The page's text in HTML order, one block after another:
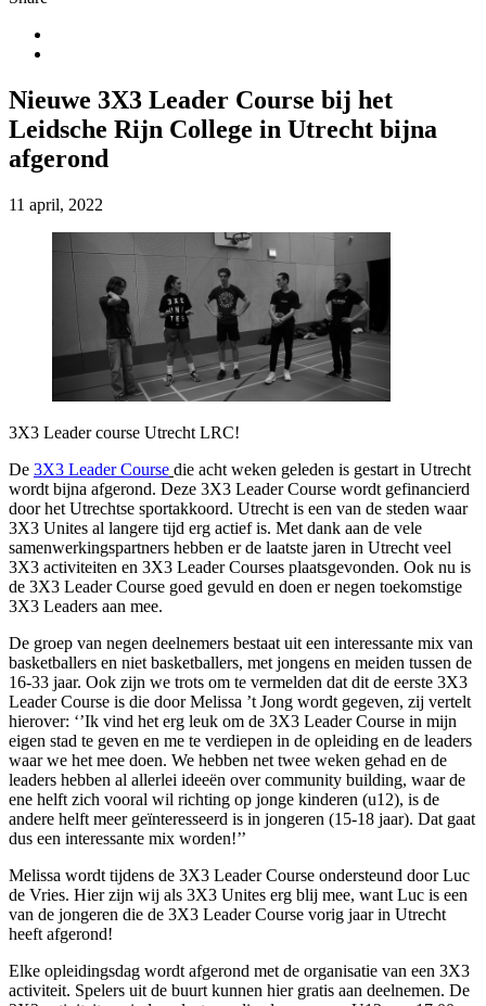
Nieuwe 3X3 Leader Course bij het
Leidsche Rijn College in Utrecht bijna
afgerond
11 april, 2022
3X3 Leader course Utrecht LRC!
De 3X3 Leader Course die acht weken geleden is gestart in Utrecht
wordt bijna afgerond. Deze 3X3 Leader Course wordt gefinancierd
door het Utrechtse sportakkoord. Utrecht is een van de steden waar
3X3 Unites al langere tijd erg actief is. Met dank aan de vele
samenwerkingspartners hebben er de laatste jaren in Utrecht veel
3X3 activiteiten en 3X3 Leader Courses plaatsgevonden. Ook nu is
de 3X3 Leader Course goed gevuld en doen er negen toekomstige
3X3 Leaders aan mee.
De groep van negen deelnemers bestaat uit een interessante mix van
basketballers en niet basketballers, met jongens en meiden tussen de
16-33 jaar. Ook zijn we trots om te vermelden dat dit de eerste 3X3
Leader Course is die door Melissa ’t Jong wordt gegeven, zij vertelt
hierover: ‘’Ik vind het erg leuk om de 3X3 Leader Course in mijn
eigen stad te geven en me te verdiepen in de opleiding en de leaders
waar we het mee doen. We hebben net twee weken gehad en de
leaders hebben al allerlei ideeën over community building, waar de
ene helft zich vooral wil richting op jonge kinderen (u12), is de
andere helft meer geïnteresseerd is in jongeren (15-18 jaar). Dat gaat
dus een interessante mix worden!’’
Melissa wordt tijdens de 3X3 Leader Course ondersteund door Luc
de Vries. Hier zijn wij als 3X3 Unites erg blij mee, want Luc is een
van de jongeren die de 3X3 Leader Course vorig jaar in Utrecht
heeft afgerond!
Elke opleidingsdag wordt afgerond met de organisatie van een 3X3
activiteit. Spelers uit de buurt kunnen hier gratis aan deelnemen. De